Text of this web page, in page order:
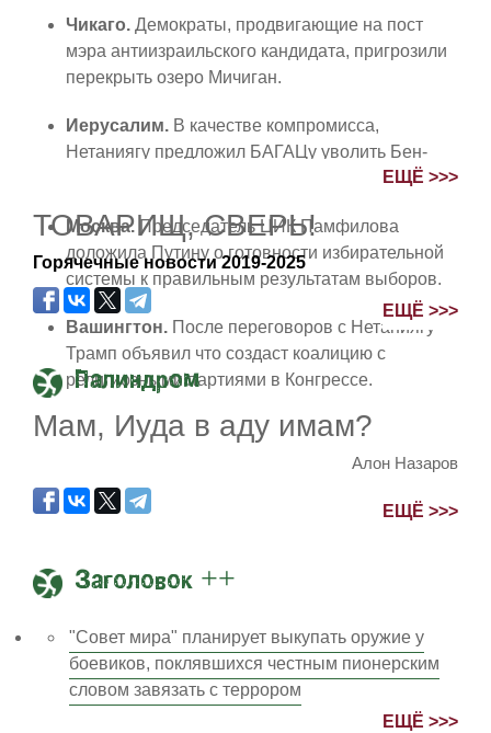
Чикаго. Демократы, продвигающие на пост
мэра антиизраильского кандидата, пригрозили
перекрыть озеро Мичиган.
Иерусалим. В качестве компромисса,
Нетаниягу предложил БАГАЦу уволить Бен-
Гвира и назначить на его пост крокодила.
Москва. Председатель ЦИК Памфилова
доложила Путину о готовности избирательной
системы к правильным результатам выборов.
Вашингтон. После переговоров с Нетаниягу
Трамп объявил что создаст коалицию с
религиозными партиями в Конгрессе.
ЕЩЁ >>>
ТОВАРИЩ, СВЕРЬ!
Горячечные новости 2019-2025
ЕЩЁ >>>
Палиндром
Мам, Иуда в аду имам?
Алон Назаров
ЕЩЁ >>>
Заголовок ++
"Совет мира" планирует выкупать оружие у
боевиков, поклявшихся честным пионерским
словом завязать с террором
ЕЩЁ >>>